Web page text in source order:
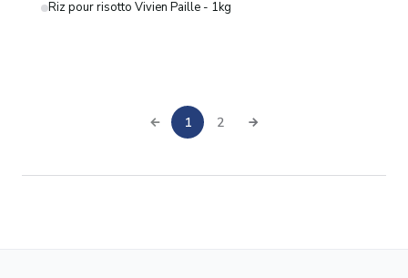
Riz pour risotto Vivien Paille - 1kg
1 2